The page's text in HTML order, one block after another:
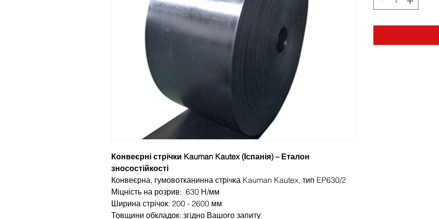
Конвеєрні стрічки Kauman Kautex (Іспанія) – Еталон
зносостійкості
Конвеєрна, гумовотканинна стрічка Kauman Kautex, тип EP630/2
Міцність на розрив: 630 Н/мм
Ширина стрічок: 200 - 2600 мм
Товщини обкладок: згідно Вашого запиту.